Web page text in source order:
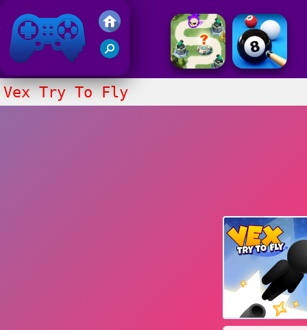
Juegos Friv 2020
Vex Try To Fly